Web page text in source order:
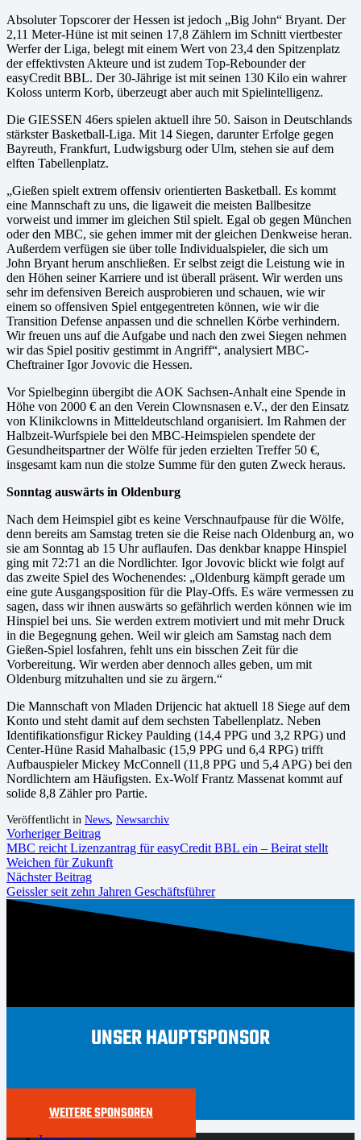
Absoluter Topscorer der Hessen ist jedoch „Big John“ Bryant. Der
2,11 Meter-Hüne ist mit seinen 17,8 Zählern im Schnitt viertbester
Werfer der Liga, belegt mit einem Wert von 23,4 den Spitzenplatz
der effektivsten Akteure und ist zudem Top-Rebounder der
easyCredit BBL. Der 30-Jährige ist mit seinen 130 Kilo ein wahrer
Koloss unterm Korb, überzeugt aber auch mit Spielintelligenz.
Die GIESSEN 46ers spielen aktuell ihre 50. Saison in Deutschlands
stärkster Basketball-Liga. Mit 14 Siegen, darunter Erfolge gegen
Bayreuth, Frankfurt, Ludwigsburg oder Ulm, stehen sie auf dem
elften Tabellenplatz.
„Gießen spielt extrem offensiv orientierten Basketball. Es kommt
eine Mannschaft zu uns, die ligaweit die meisten Ballbesitze
vorweist und immer im gleichen Stil spielt. Egal ob gegen München
oder den MBC, sie gehen immer mit der gleichen Denkweise heran.
Außerdem verfügen sie über tolle Individualspieler, die sich um
John Bryant herum anschließen. Er selbst zeigt die Leistung wie in
den Höhen seiner Karriere und ist überall präsent. Wir werden uns
sehr im defensiven Bereich ausprobieren und schauen, wie wir
einem so offensiven Spiel entgegentreten können, wie wir die
Transition Defense anpassen und die schnellen Körbe verhindern.
Wir freuen uns auf die Aufgabe und nach den zwei Siegen nehmen
wir das Spiel positiv gestimmt in Angriff“, analysiert MBC-
Cheftrainer Igor Jovovic die Hessen.
Vor Spielbeginn übergibt die AOK Sachsen-Anhalt eine Spende in
Höhe von 2000 € an den Verein Clownsnasen e.V., der den Einsatz
von Klinikclowns in Mitteldeutschland organisiert. Im Rahmen der
Halbzeit-Wurfspiele bei den MBC-Heimspielen spendete der
Gesundheitspartner der Wölfe für jeden erzielten Treffer 50 €,
insgesamt kam nun die stolze Summe für den guten Zweck heraus.
Sonntag auswärts in Oldenburg
Nach dem Heimspiel gibt es keine Verschnaufpause für die Wölfe,
denn bereits am Samstag treten sie die Reise nach Oldenburg an, wo
sie am Sonntag ab 15 Uhr auflaufen. Das denkbar knappe Hinspiel
ging mit 72:71 an die Nordlichter. Igor Jovovic blickt wie folgt auf
das zweite Spiel des Wochenendes: „Oldenburg kämpft gerade um
eine gute Ausgangsposition für die Play-Offs. Es wäre vermessen zu
sagen, dass wir ihnen auswärts so gefährlich werden können wie im
Hinspiel bei uns. Sie werden extrem motiviert und mit mehr Druck
in die Begegnung gehen. Weil wir gleich am Samstag nach dem
Gießen-Spiel losfahren, fehlt uns ein bisschen Zeit für die
Vorbereitung. Wir werden aber dennoch alles geben, um mit
Oldenburg mitzuhalten und sie zu ärgern.“
Die Mannschaft von Mladen Drijencic hat aktuell 18 Siege auf dem
Konto und steht damit auf dem sechsten Tabellenplatz. Neben
Identifikationsfigur Rickey Paulding (14,4 PPG und 3,2 RPG) und
Center-Hüne Rasid Mahalbasic (15,9 PPG und 6,4 RPG) trifft
Aufbauspieler Mickey McConnell (11,8 PPG und 5,4 APG) bei den
Nordlichtern am Häufigsten. Ex-Wolf Frantz Massenat kommt auf
solide 8,8 Zähler pro Partie.
Veröffentlicht in News, Newsarchiv
Vorheriger Beitrag
MBC reicht Lizenzantrag für easyCredit BBL ein – Beirat stellt
Weichen für Zukunft
Nächster Beitrag
Geissler seit zehn Jahren Geschäftsführer
UNSER HAUPTSPONSOR
WEITERE SPONSOREN